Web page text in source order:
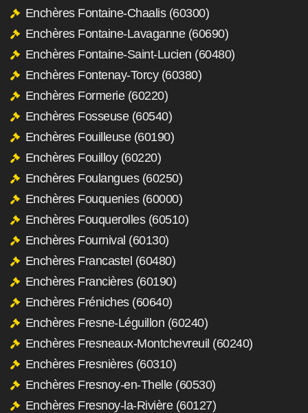
Enchères Fontaine-Chaalis (60300)
Enchères Fontaine-Lavaganne (60690)
Enchères Fontaine-Saint-Lucien (60480)
Enchères Fontenay-Torcy (60380)
Enchères Formerie (60220)
Enchères Fosseuse (60540)
Enchères Fouilleuse (60190)
Enchères Fouilloy (60220)
Enchères Foulangues (60250)
Enchères Fouquenies (60000)
Enchères Fouquerolles (60510)
Enchères Fournival (60130)
Enchères Francastel (60480)
Enchères Francières (60190)
Enchères Fréniches (60640)
Enchères Fresne-Léguillon (60240)
Enchères Fresneaux-Montchevreuil (60240)
Enchères Fresnières (60310)
Enchères Fresnoy-en-Thelle (60530)
Enchères Fresnoy-la-Rivière (60127)